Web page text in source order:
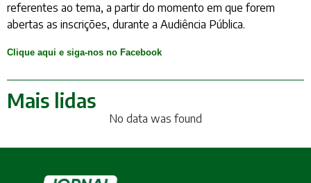
referentes ao tema, a partir do momento em que forem
abertas as inscrições, durante a Audiência Pública.
Clique aqui e siga-nos no Facebook
Mais lidas
No data was found